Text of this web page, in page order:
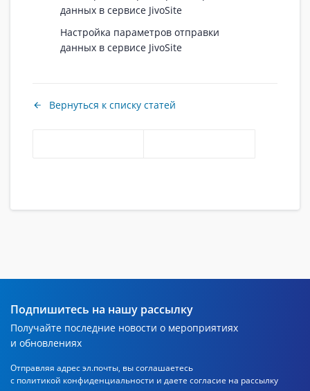
Настройка параметров отправки
данных в сервисе JivoSite
Вернуться к списку статей
Подпишитесь на нашу рассылку
Получайте последние новости о мероприятиях
и обновлениях
Отправляя адрес эл.почты, вы соглашаетесь
с политикой конфиденциальности и даете согласие на рассылку